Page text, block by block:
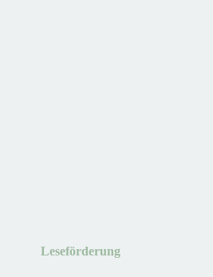
Leseförderung